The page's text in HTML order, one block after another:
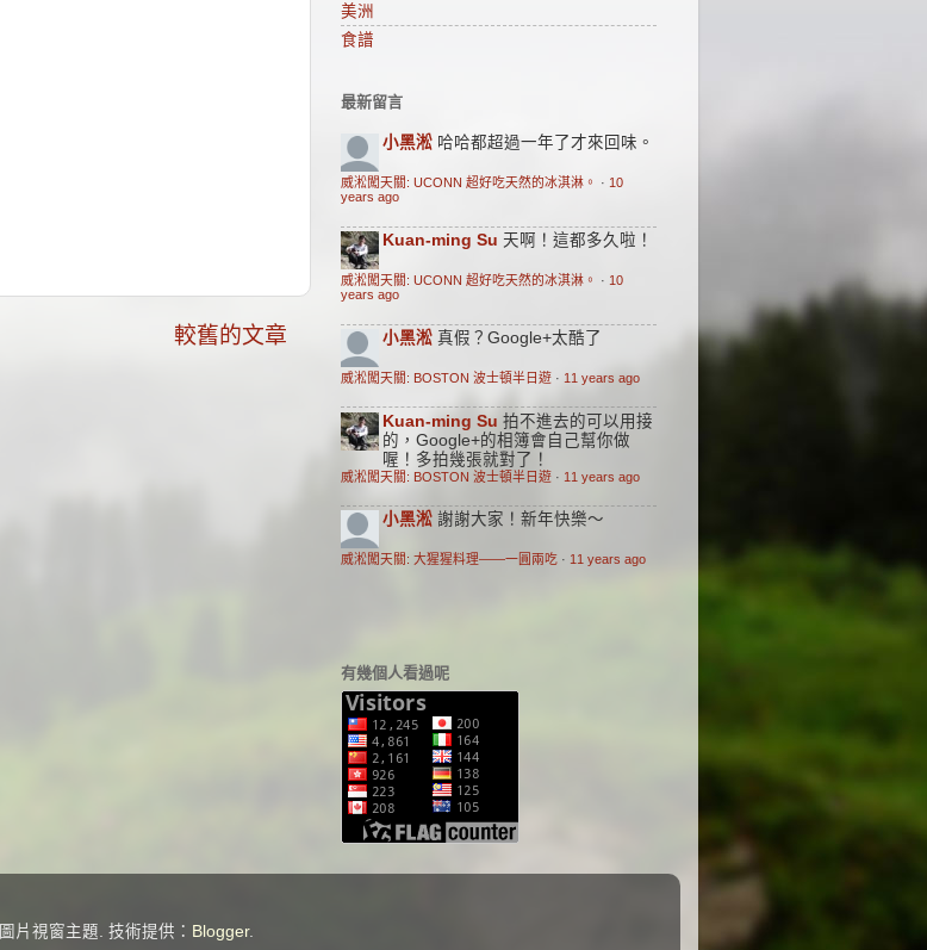
較舊的文章
美洲
食譜
最新留言
小黑淞 哈哈都超過一年了才來回味。
威淞闖天關: UCONN 超好吃天然的冰淇淋。 · 10
years ago
Kuan-ming Su 天啊！這都多久啦！
威淞闖天關: UCONN 超好吃天然的冰淇淋。 · 10
years ago
小黑淞 真假？Google+太酷了
威淞闖天關: BOSTON 波士頓半日遊 · 11 years ago
Kuan-ming Su 拍不進去的可以用接
的，Google+的相簿會自己幫你做
喔！多拍幾張就對了！
威淞闖天關: BOSTON 波士頓半日遊 · 11 years ago
小黑淞 謝謝大家！新年快樂～
威淞闖天關: 大猩猩料理——一圓兩吃 · 11 years ago
有幾個人看過呢
圖片視窗主題. 技術提供： Blogger.